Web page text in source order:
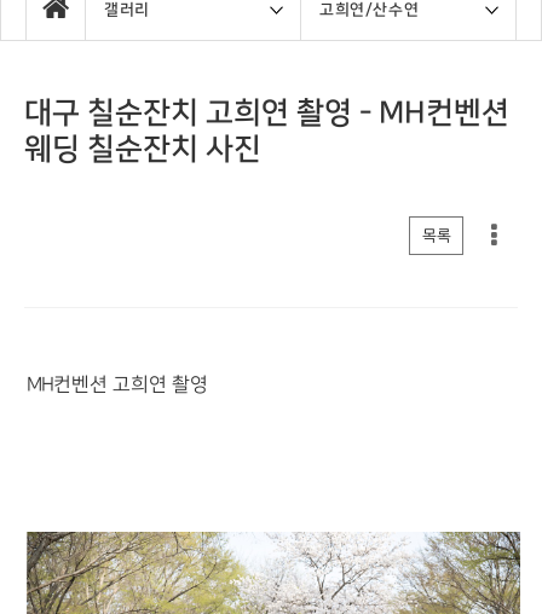
갤러리 고희연/산수연
대구 칠순잔치 고희연 촬영 - MH컨벤션
웨딩 칠순잔치 사진
목록
MH컨벤션 고희연 촬영